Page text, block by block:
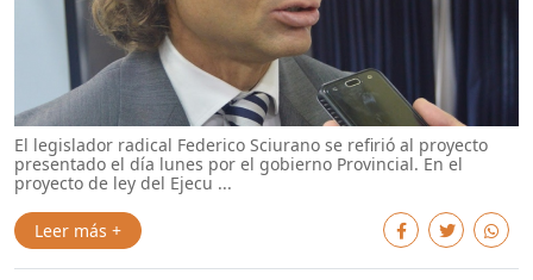
El legislador radical Federico Sciurano se refirió al proyecto
presentado el día lunes por el gobierno Provincial. En el
proyecto de ley del Ejecu ...
Leer más +